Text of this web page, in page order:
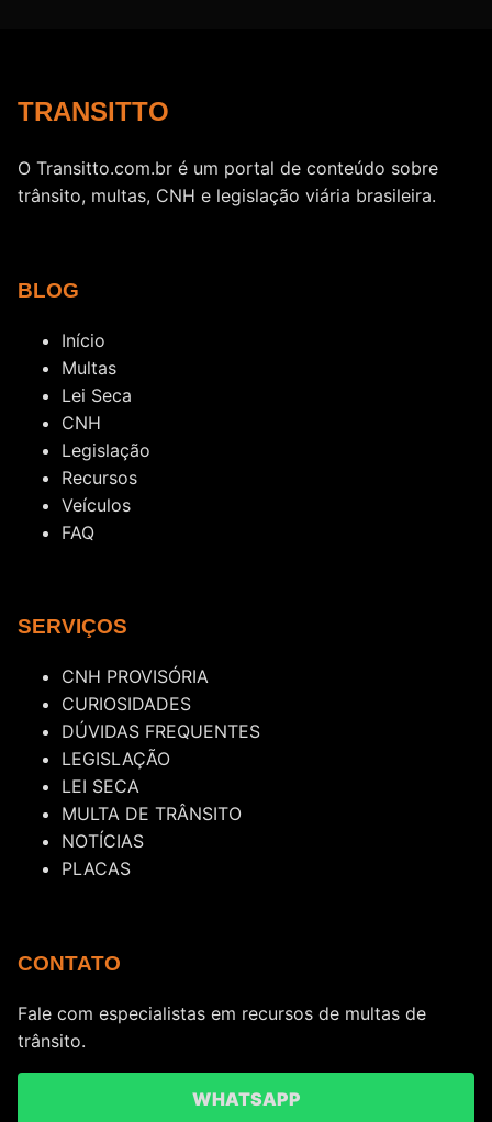
TRANSITTO
O Transitto.com.br é um portal de conteúdo sobre
trânsito, multas, CNH e legislação viária brasileira.
BLOG
Início
Multas
Lei Seca
CNH
Legislação
Recursos
Veículos
FAQ
SERVIÇOS
CNH PROVISÓRIA
CURIOSIDADES
DÚVIDAS FREQUENTES
LEGISLAÇÃO
LEI SECA
MULTA DE TRÂNSITO
NOTÍCIAS
PLACAS
CONTATO
Fale com especialistas em recursos de multas de
trânsito.
WHATSAPP